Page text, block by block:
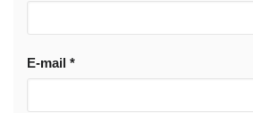
E-mail *